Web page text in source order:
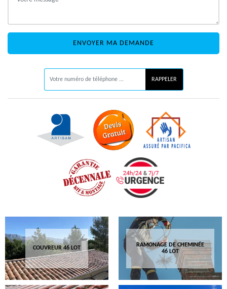
COUVREUR 46 LOT
RAMONAGE DE CHEMINÉE
46 LOT